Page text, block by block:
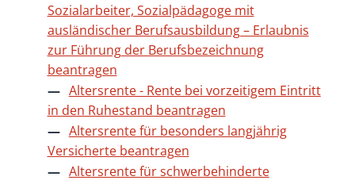
Sozialarbeiter, Sozialpädagoge mit
ausländischer Berufsausbildung – Erlaubnis
zur Führung der Berufsbezeichnung
beantragen
Altersrente - Rente bei vorzeitigem Eintritt
in den Ruhestand beantragen
Altersrente für besonders langjährig
Versicherte beantragen
Altersrente für schwerbehinderte